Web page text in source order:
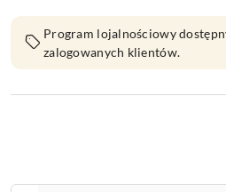
Program lojalnościowy
zalogowanych klientów.